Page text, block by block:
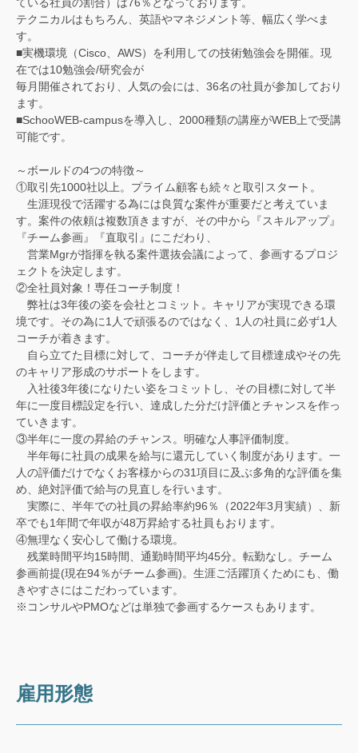
テクニカルはもちろん、英語やマネジメント等、幅広く学べま
す。
■実機環境（Cisco、AWS）を利用しての技術勉強会を開催。現
在では10勉強会/研究会が
毎月開催されており、人気の会には、36名の社員が参加しており
ます。
■SchooWEB-campusを導入し、2000種類の講座がWEB上で受講
可能です。
～ボールドの4つの特徴～
①取引先1000社以上。プライム顧客も続々と取引スタート。
生涯現役で活躍する為には良質な案件が重要だと考えていま
す。案件の依頼は複数頂きますが、その中から『スキルアップ』
『チーム参画』『直取引』にこだわり、
営業Mgrが指揮を執る案件選抜会議によって、参画するプロジ
ェクトを決定します。
②全社員対象！専任コーチ制度！
弊社は3年後の姿を会社とコミット。キャリアが実現できる環
境です。その為に1人で頑張るのではなく、1人の社員に必ず1人
コーチが着きます。
自ら立てた目標に対して、コーチが伴走して目標達成やその先
のキャリア形成のサポートをします。
入社後3年後になりたい姿をコミットし、その目標に対して半
年に一度目標設定を行い、達成した分だけ評価とチャンスを作っ
ていきます。
③半年に一度の昇給のチャンス。明確な人事評価制度。
半年毎に社員の成果を給与に還元していく制度があります。一
人の評価だけでなくお客様からの31項目に及ぶ多角的な評価を集
め、絶対評価で給与の見直しを行います。
実際に、半年での社員の昇給率約96％（2022年3月実績）、新
卒でも1年間で年収が48万昇給する社員もおります。
④無理なく安心して働ける環境。
残業時間平均15時間、通勤時間平均45分。転勤なし。チーム
参画前提(現在94％がチーム参画)。生涯ご活躍頂くためにも、働
きやすさにはこだわっています。
※コンサルやPMOなどは単独で参画するケースもあります。
雇用形態